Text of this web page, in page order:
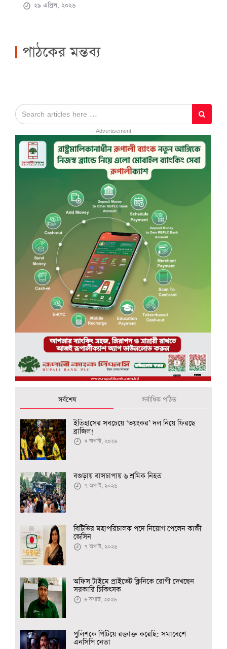
২৯ এপ্রিল, ২০২৬
পাঠকের মন্তব্য
- Advertisement -
সর্বশেষ সর্বাধিক পঠিত
ইতিহাসের সবচেয়ে ‘ভয়ংকর’ দল নিয়ে ফিরছে
ব্রাজিল!
৭ অগাস্ট, ২০২৬
বগুড়ায় বাসচাপায় ৬ শ্রমিক নিহত
৭ অগাস্ট, ২০২৬
বিটিভির মহাপরিচালক পদে নিয়োগ পেলেন কাজী
জেসিন
৭ অগাস্ট, ২০২৬
অফিস টাইমে প্রাইভেট ক্লিনিকে রোগী দেখছেন
সরকারি চিকিৎসক
৬ অগাস্ট, ২০২৬
পুলিশকে পিটিয়ে রক্তাক্ত করেছি: সমাবেশে
এনসিপি নেতা